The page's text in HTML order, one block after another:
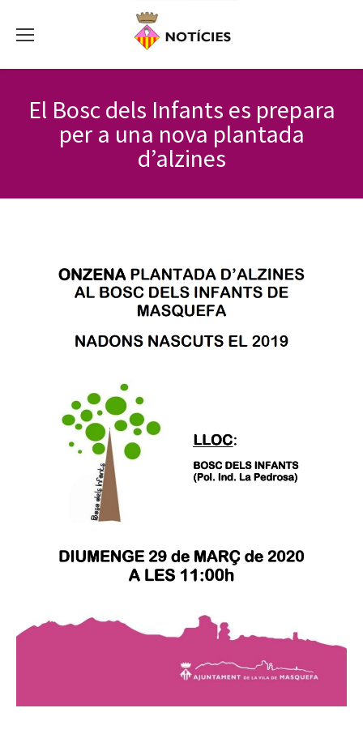
El Bosc dels Infants es prepara
per a una nova plantada
d’alzines